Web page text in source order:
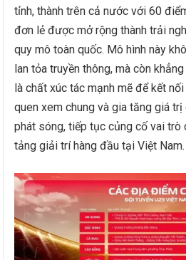
tỉnh, thành trên cả nước với 60
đơn lẻ được mở rộng thành trải
quy mô toàn quốc. Mô hình này
lan tỏa truyền thông, mà còn
là chất xúc tác mạnh mẽ để kết
quen xem chung và gia tăng giá
phát sóng, tiếp tục củng cố vai trò
tảng giải trí hàng đầu tại Việt Nam.